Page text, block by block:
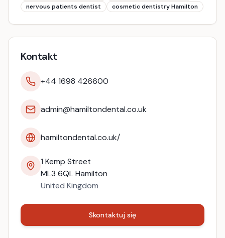
nervous patients dentist
cosmetic dentistry Hamilton
Kontakt
+44 1698 426600
admin@hamiltondental.co.uk
hamiltondental.co.uk/
1 Kemp Street
ML3 6QLHamilton
United Kingdom
Skontaktuj się